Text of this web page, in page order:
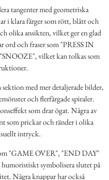
tangenter med geometriska
i klara färger som rött, blått och
olika ansikten, vilket ger en glad
ord och fraser som "PRESS IN
vilket kan tolkas som
med mer detaljerade bilder,
och flerfärgade spiraler.
som drar ögat. Några av
som prickar och ränder i olika
intryck.
"GAME OVER", "END DAY"
symbolisera slutet på
Några knappar har också